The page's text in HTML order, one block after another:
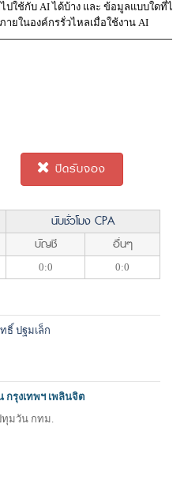
ใช้กับ AI ได้บ้าง และ ข้อมูลแบบใดที่ไม่
ยในองค์กรรั่วไหลเมื่อใช้งาน AI
ปิดรับจอง
นับชั่วโมง CPA
บัญชี อื่นๆ
0:0 0:0
ธิ์ ปฐมเล็ก
กรุงเทพฯ เพลินจิต
ทุมวัน กทม.